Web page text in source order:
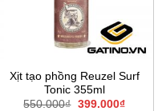
Xịt tạo phồng Reuzel Surf
Tonic 355ml
550.000₫ Giá
399.000₫Giá